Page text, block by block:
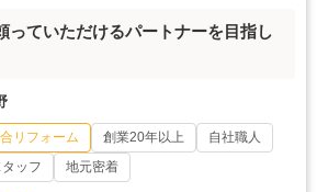
っていただけるパートナーを目指し
リフォーム 創業20年以上
自社職人
ッフ 地元密着